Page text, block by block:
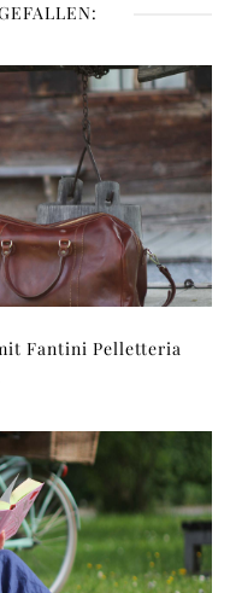
Fantini Pelletteria